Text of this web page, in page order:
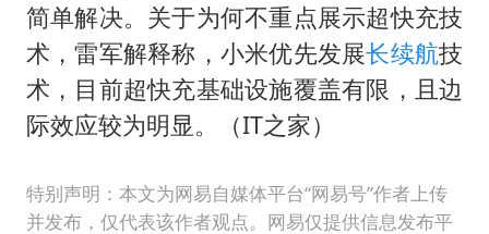
简单解决。关于为何不重点展示超快充技
术，雷军解释称，小米优先发展长续航技
术，目前超快充基础设施覆盖有限，且边
际效应较为明显。（IT之家）
特别声明：本文为网易自媒体平台“网易号”作者上传
并发布，仅代表该作者观点。网易仅提供信息发布平